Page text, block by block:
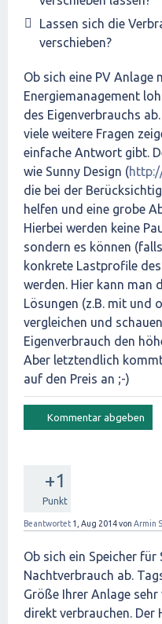
Lassen sich die
verschieben?
Ob sich eine PV Anlage
Energiemanagement
des Eigenverbrauchs
viele weitere Fragen
einfache Antwort gibt.
wie Sunny Design (
die bei der
helfen und eine grobe
Hierbei werden keine
sondern es können
konkrete Lastprofile
werden. Hier kann man
Lösungen (z.B. mit und
vergleichen und
Eigenverbrauch den
Aber letztendlich
auf den Preis an ;-)
+1
Punkt
Beantwortet 1, Aug 2014von Armin
Ob sich ein Speicher
Nachtverbrauch ab.
Größe Ihrer Anlage
direkt verbrauchen. Der